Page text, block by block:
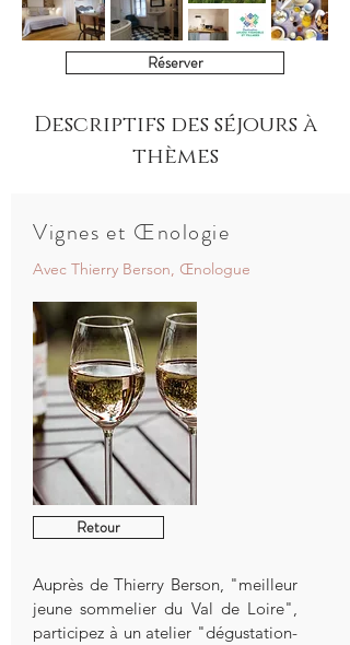
Réserver
Descriptifs des séjours à
thèmes
Vignes et Œnologie
Avec Thierry Berson, Œnologue
Retour
Auprès de Thierry Berson, "meilleur
jeune sommelier du Val de Loire",
participez à un atelier "dégustation-